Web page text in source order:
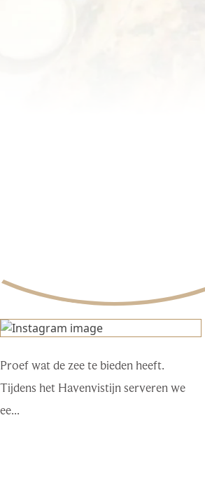
Proef wat de zee te bieden heeft.
Tijdens het Havenvistijn serveren we
ee...